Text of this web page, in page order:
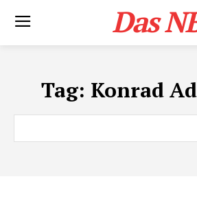
Das
Tag: Konrad